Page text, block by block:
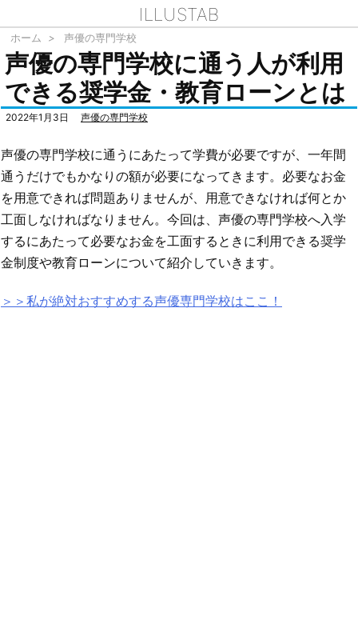
ILLUSTAB
ホーム > 声優の専門学校
声優の専門学校に通う人が利用
できる奨学金・教育ローンとは
2022年1月3日 声優の専門学校
声優の専門学校に通うにあたって学費が必要ですが、一年間
通うだけでもかなりの額が必要になってきます。必要なお金
を用意できれば問題ありませんが、用意できなければ何とか
工面しなければなりません。今回は、声優の専門学校へ入学
するにあたって必要なお金を工面するときに利用できる奨学
金制度や教育ローンについて紹介していきます。
＞＞私が絶対おすすめする声優専門学校はここ！